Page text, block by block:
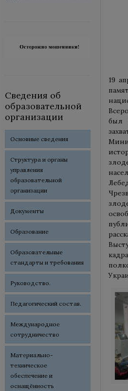
19
был
Сведения об
образовательной
организации
Основные сведения
Структура и органы
управления
образовательной
организации
Документы
Образование
Образовательные
стандарты и требования
Руководство.
Педагогический состав.
Международное
сотрудничество
Материально-
техническое
обеспечение и
оснащённость